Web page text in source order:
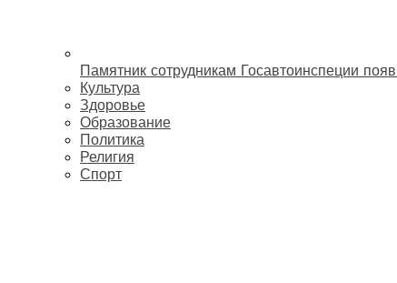
Памятник сотрудникам Госавтоинспеции
Культура
Здоровье
Образование
Политика
Религия
Спорт